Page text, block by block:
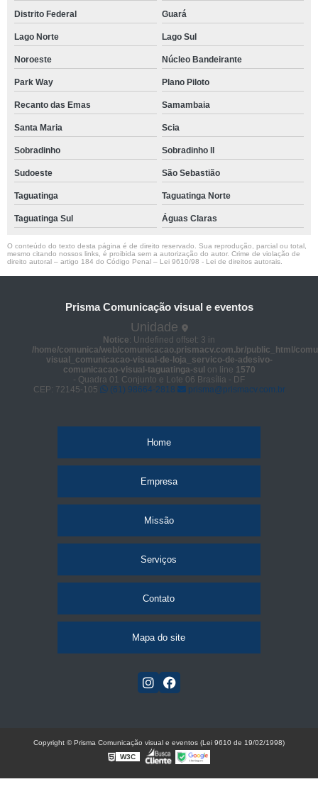
Distrito Federal Guará
Lago Norte Lago Sul
Noroeste Núcleo Bandeirante
Park Way Plano Piloto
Recanto das Emas Samambaia
Santa Maria Scia
Sobradinho Sobradinho ll
Sudoeste São Sebastião
Taguatinga Taguatinga Norte
Taguatinga Sul Águas Claras
O conteúdo do texto desta página é de direito reservado. Sua reprodução, parcial ou total,
mesmo citando nossos links, é proibida sem a autorização do autor. Crime de violação de
direito autoral – artigo 184 do Código Penal – Lei 9610/98 - Lei de direitos autorais
Prisma Comunicação visual e eventos
Unidade
Notice: Undefined offset: 3 in
/home/comunica/web/comunicacao.prismacv.com.br/public_html/
visual_comunicacao-visual-de-loja_servico-de-adesivo-
comunicacao-visual-taguatinga-sul on line 1570
- Quadra 01 Conjunto e Lote 06 Brasília - DF
CEP: 72145-105
(61) 98664-2818 prisma@prismacv.com.br
Home
Empresa
Missão
Serviços
Contato
Mapa do site
Copyright © Prisma Comunicação visual e eventos (Lei 9610 de 19/02/1998)
W3C